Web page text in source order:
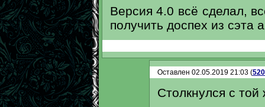
Версия 4.0 всё сделал,
получить доспех из сэта
Оставлен 02.05.2019 21:03 (
Столкнулся с